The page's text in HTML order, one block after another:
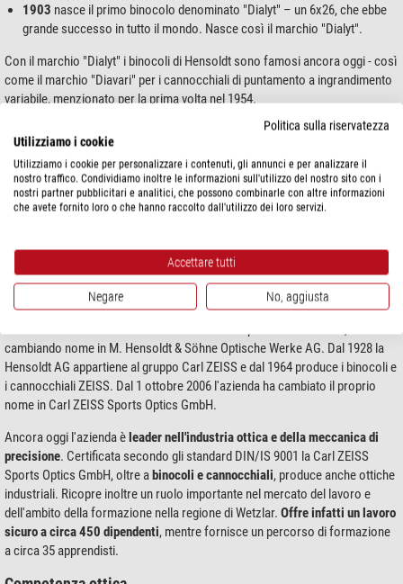
1903 nasce il primo binocolo denominato "Dialyt" – un 6x26, che ebbe
grande successo in tutto il mondo. Nasce così il marchio "Dialyt".
Con il marchio "Dialyt" i binocoli di Hensoldt sono famosi ancora oggi - così
come il marchio "Diavari" per i cannocchiali di puntamento a ingrandimento
variabile, menzionato per la prima volta nel 1954.
cambiando nome in M. Hensoldt & Söhne Optische Werke AG. Dal 1928 la
Hensoldt AG appartiene al gruppo Carl ZEISS e dal 1964 produce i binocoli e
i cannocchiali ZEISS. Dal 1 ottobre 2006 l'azienda ha cambiato il proprio
nome in Carl ZEISS Sports Optics GmbH.
Ancora oggi l'azienda è leader nell'industria ottica e della meccanica di
precisione. Certificata secondo gli standard DIN/IS 9001 la Carl ZEISS
Sports Optics GmbH, oltre a binocoli e cannocchiali, produce anche ottiche
industriali. Ricopre inoltre un ruolo importante nel mercato del lavoro e
dell'ambito della formazione nella regione di Wetzlar. Offre infatti un lavoro
sicuro a circa 450 dipendenti, mentre fornisce un percorso di formazione
a circa 35 apprendisti.
Politica sulla riservatezza
Utilizziamo i cookie
Utilizziamo i cookie per personalizzare i contenuti, gli annunci e per analizzare il
nostro traffico. Condividiamo inoltre le informazioni sull'utilizzo del nostro sito con i
nostri partner pubblicitari e analitici, che possono combinarle con altre informazioni
che avete fornito loro o che hanno raccolto dall'utilizzo dei loro servizi.
Accettare tutti
Negare No, aggiusta